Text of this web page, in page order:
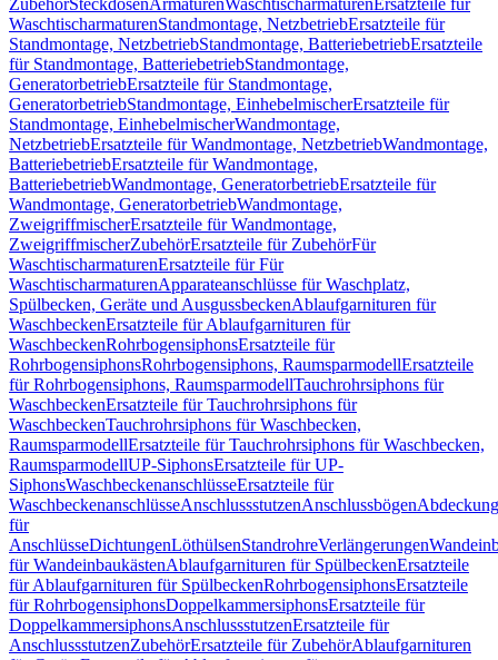
ZubehörSteckdosenArmaturenWaschtischarmaturen Ersatzteile für
WaschtischarmaturenStandmontage, NetzbetriebErsatzteile für
Standmontage, NetzbetriebStandmontage, BatteriebetriebErsatzteile
für Standmontage, BatteriebetriebStandmontage,
GeneratorbetriebErsatzteile für Standmontage,
GeneratorbetriebStandmontage, EinhebelmischerErsatzteile für
Standmontage, EinhebelmischerWandmontage,
NetzbetriebErsatzteile für Wandmontage, NetzbetriebWandmontage,
BatteriebetriebErsatzteile für Wandmontage,
BatteriebetriebWandmontage, GeneratorbetriebErsatzteile für
Wandmontage, GeneratorbetriebWandmontage,
ZweigriffmischerErsatzteile für Wandmontage,
ZweigriffmischerZubehörErsatzteile für ZubehörFür
WaschtischarmaturenErsatzteile für Für
WaschtischarmaturenApparateanschlüsse für Waschplatz,
Spülbecken, Geräte und AusgussbeckenAblaufgarnituren für
WaschbeckenErsatzteile für Ablaufgarnituren für
WaschbeckenRohrbogensiphonsErsatzteile für
RohrbogensiphonsRohrbogensiphons, RaumsparmodellErsatzteile
für Rohrbogensiphons, RaumsparmodellTauchrohrsiphons für
WaschbeckenErsatzteile für Tauchrohrsiphons für
WaschbeckenTauchrohrsiphons für Waschbecken,
RaumsparmodellErsatzteile für Tauchrohrsiphons für Waschbecken,
RaumsparmodellUP-SiphonsErsatzteile für UP-
SiphonsWaschbeckenanschlüsseErsatzteile für
WaschbeckenanschlüsseAnschlussstutzenAnschlussbögen
für
AnschlüsseDichtungenLöthülsenStandrohreVerlängerungen
für WandeinbaukästenAblaufgarnituren für SpülbeckenErsatzteile
für Ablaufgarnituren für SpülbeckenRohrbogensiphonsErsatzteile
für RohrbogensiphonsDoppelkammersiphonsErsatzteile für
DoppelkammersiphonsAnschlussstutzenErsatzteile für
AnschlussstutzenZubehörErsatzteile für ZubehörAblaufgarnituren